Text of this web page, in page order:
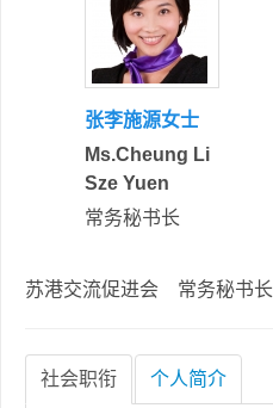
张李施源女士
Ms.Cheung Li
Sze Yuen
常务秘书长
苏港交流促进会 常务秘书长
社会职衔 个人简介